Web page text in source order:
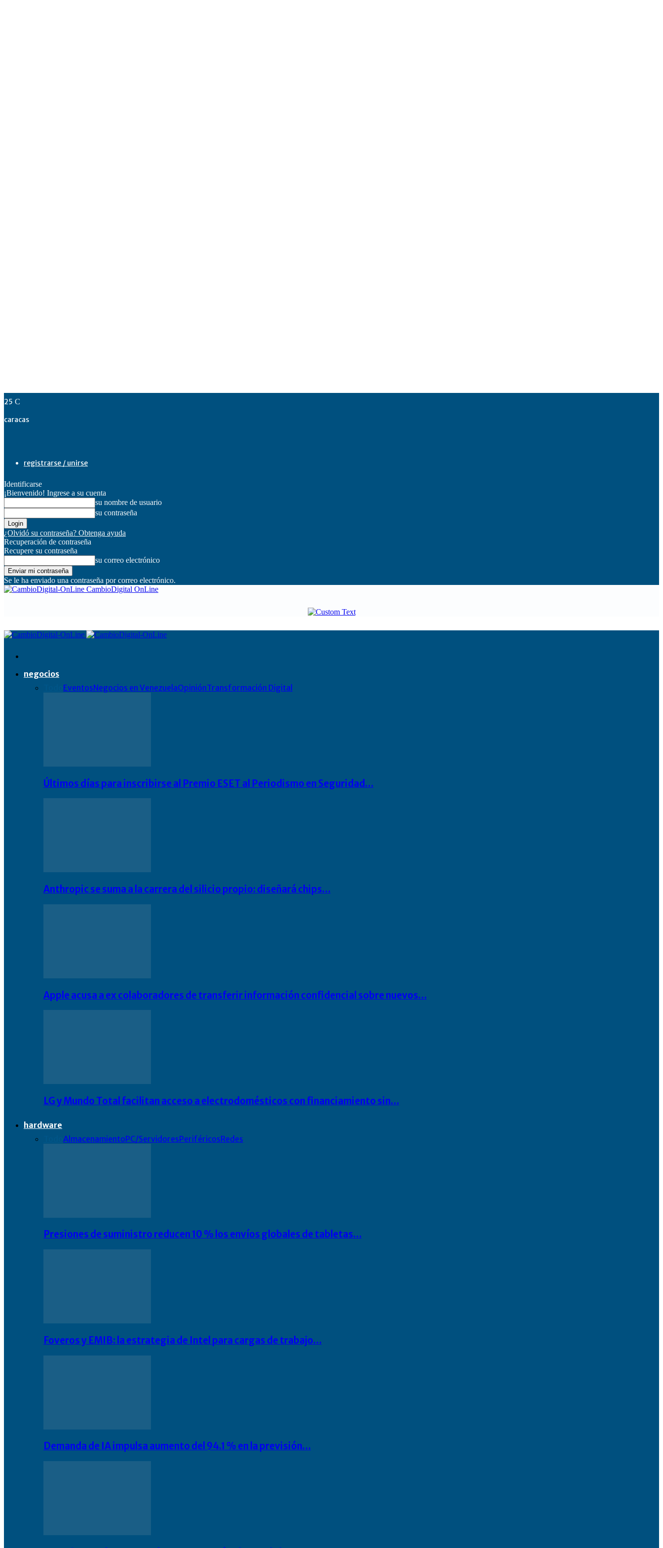
25 C
caracas
registrarse / unirse
Identificarse
¡Bienvenido! Ingrese a su cuenta
su nombre de usuario
su contraseña
¿Olvidó su contraseña? Obtenga ayuda
Recuperación de contraseña
Recupere su contraseña
su correo electrónico
Se le ha enviado una contraseña por correo electrónico.
CambioDigital OnLine
negocios
EventosNegocios en VenezuelaOpiniónTransformación Digital
Últimos días para inscribirse al Premio ESET al Periodismo en Seguridad…
Anthropic se suma a la carrera del silicio propio: diseñará chips…
Apple acusa a ex colaboradores de transferir información confidencial sobre nuevos…
LG y Mundo Total facilitan acceso a electrodomésticos con financiamiento sin…
hardware
AlmacenamientoPC/ServidoresPeriféricosRedes
Presiones de suministro reducen 10 % los envíos globales de tabletas…
Foveros y EMIB: la estrategia de Intel para cargas de trabajo…
Demanda de IA impulsa aumento del 94.1 % en la previsión…